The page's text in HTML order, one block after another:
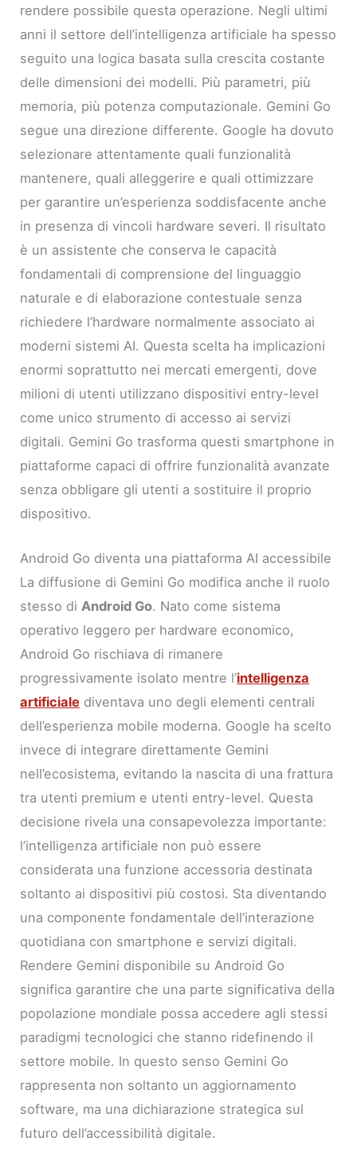
rendere possibile questa operazione. Negli ultimi
anni il settore dell’intelligenza artificiale ha spesso
seguito una logica basata sulla crescita costante
delle dimensioni dei modelli. Più parametri, più
memoria, più potenza computazionale. Gemini Go
segue una direzione differente. Google ha dovuto
selezionare attentamente quali funzionalità
mantenere, quali alleggerire e quali ottimizzare
per garantire un’esperienza soddisfacente anche
in presenza di vincoli hardware severi. Il risultato
è un assistente che conserva le capacità
fondamentali di comprensione del linguaggio
naturale e di elaborazione contestuale senza
richiedere l’hardware normalmente associato ai
moderni sistemi AI. Questa scelta ha implicazioni
enormi soprattutto nei mercati emergenti, dove
milioni di utenti utilizzano dispositivi entry-level
come unico strumento di accesso ai servizi
digitali. Gemini Go trasforma questi smartphone in
piattaforme capaci di offrire funzionalità avanzate
senza obbligare gli utenti a sostituire il proprio
dispositivo.
Android Go diventa una piattaforma AI accessibile
La diffusione di Gemini Go modifica anche il ruolo
stesso di Android Go. Nato come sistema
operativo leggero per hardware economico,
Android Go rischiava di rimanere
progressivamente isolato mentre l’intelligenza
artificiale diventava uno degli elementi centrali
dell’esperienza mobile moderna. Google ha scelto
invece di integrare direttamente Gemini
nell’ecosistema, evitando la nascita di una frattura
tra utenti premium e utenti entry-level. Questa
decisione rivela una consapevolezza importante:
l’intelligenza artificiale non può essere
considerata una funzione accessoria destinata
soltanto ai dispositivi più costosi. Sta diventando
una componente fondamentale dell’interazione
quotidiana con smartphone e servizi digitali.
Rendere Gemini disponibile su Android Go
significa garantire che una parte significativa della
popolazione mondiale possa accedere agli stessi
paradigmi tecnologici che stanno ridefinendo il
settore mobile. In questo senso Gemini Go
rappresenta non soltanto un aggiornamento
software, ma una dichiarazione strategica sul
futuro dell’accessibilità digitale.